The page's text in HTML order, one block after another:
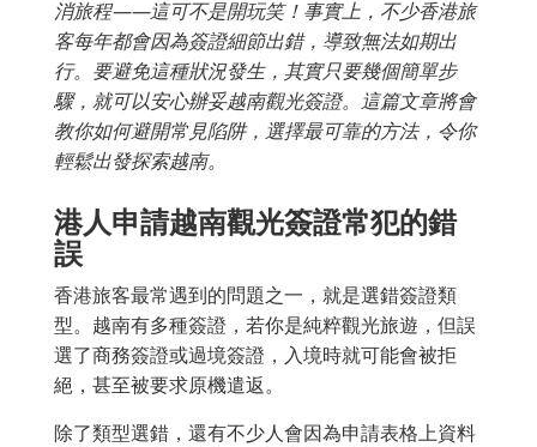
消旅程——這可不是開玩笑！事實上，不少香港旅
客每年都會因為簽證細節出錯，導致無法如期出
行。要避免這種狀況發生，其實只要幾個簡單步
驟，就可以安心辦妥越南觀光簽證。這篇文章將會
教你如何避開常見陷阱，選擇最可靠的方法，令你
輕鬆出發探索越南。
港人申請越南觀光簽證常犯的錯
誤
香港旅客最常遇到的問題之一，就是選錯簽證類
型。越南有多種簽證，若你是純粹觀光旅遊，但誤
選了商務簽證或過境簽證，入境時就可能會被拒
絕，甚至被要求原機遣返。
除了類型選錯，還有不少人會因為申請表格上資料